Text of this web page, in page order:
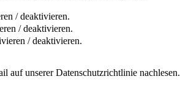
/ deaktivieren.
/ deaktivieren.
/ deaktivieren.
auf unserer Datenschutzrichtlinie nachlesen.